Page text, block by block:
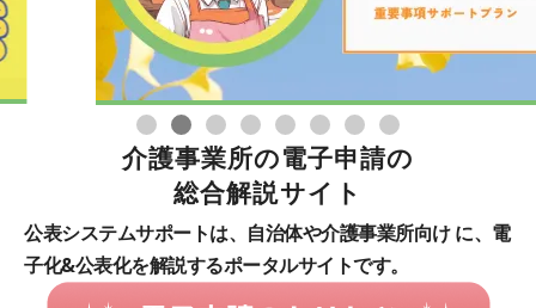
介護事業所の電子申請の
総合解説サイト
公表システムサポートは、自治体や介護事業所向けに、電
子化&公表化を解説するポータルサイトです。